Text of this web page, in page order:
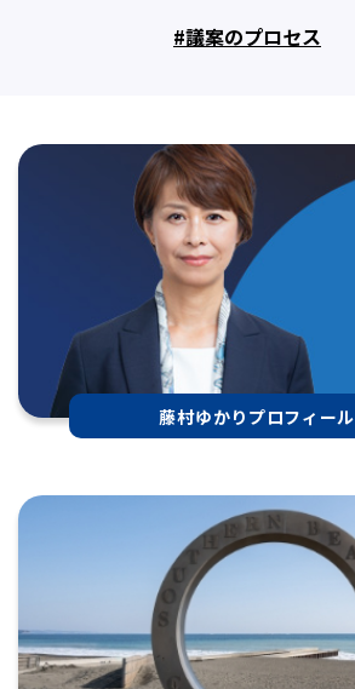
議案のプロセス
藤村ゆかりプロフィール